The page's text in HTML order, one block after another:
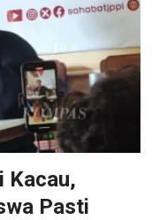
Kacau,
Pasti